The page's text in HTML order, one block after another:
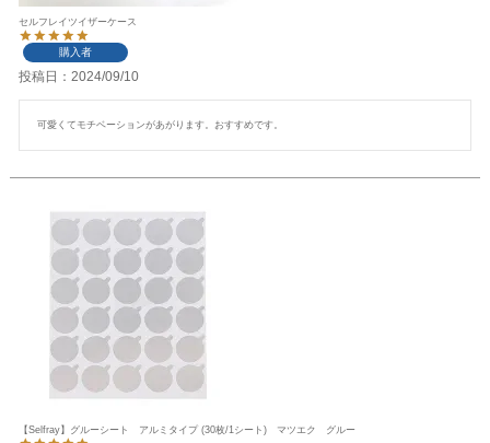
セルフレイツイザーケース
購入者
投稿日 2024/09/10
可愛くてモチベーションがあがります。おすすめです。
【Selfray】グルーシート アルミタイプ (30枚/1シート) マツエク グルー